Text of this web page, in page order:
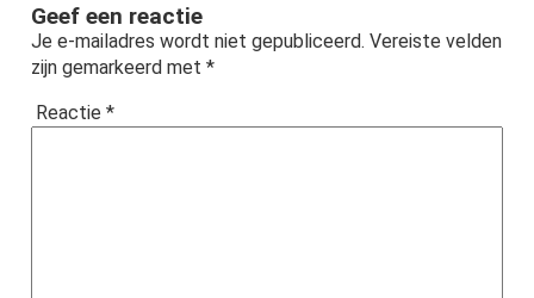
Geef een reactie
Je e-mailadres wordt niet gepubliceerd. Vereiste velden
zijn gemarkeerd met*
Reactie*